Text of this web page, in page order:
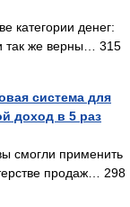
категории денег:
так же верны… 315
система для
доход в 5 раз
смогли применить
продаж… 298